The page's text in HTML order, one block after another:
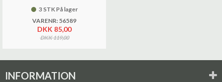
3 STK På lager
VARENR: 56589
DKK 85,00
DKK 119,00
INFORMATION